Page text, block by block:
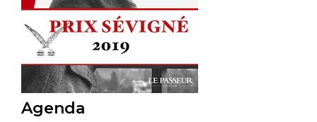
Agenda